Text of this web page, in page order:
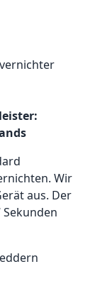
Wir
aus. Der